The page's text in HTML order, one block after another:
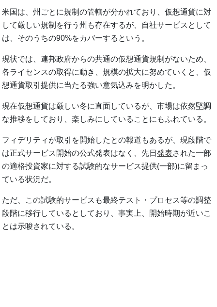
米国は、州ごとに規制の管轄が分かれており、仮想通貨に対
して厳しい規制を行う州も存在するが、自社サービスとして
は、そのうちの90%をカバーするという。
現状では、連邦政府からの共通の仮想通貨規制がないため、
各ライセンスの取得に動き、規模の拡大に努めていくと、仮
想通貨取引提供に当たる強い意気込みを明かした。
現在仮想通貨は厳しい冬に直面しているが、市場は依然堅調
な推移をしており、楽しみにしていることにもふれている。
フィデリティが取引を開始したとの報道もあるが、現段階で
は正式サービス開始の公式発表はなく、先日発表された一部
の適格投資家に対する試験的なサービス提供(一部)に留まっ
ている状況だ。
ただ、この試験的サービスも最終テスト・プロセス等の調整
段階に移行しているとしており、事実上、開始時期が近いこ
とは示唆されている。